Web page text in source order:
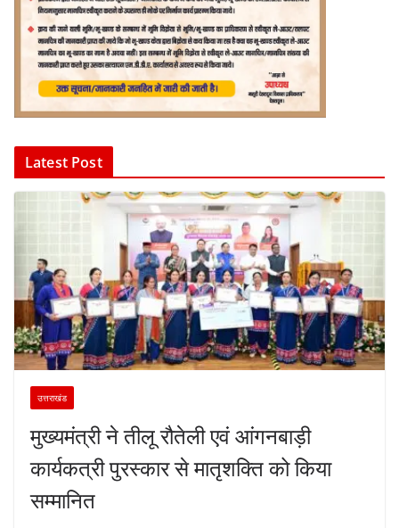
Latest Post
उत्तराखंड
मुख्यमंत्री ने तीलू रौतेली एवं आंगनबाड़ी
कार्यकत्री पुरस्कार से मातृशक्ति को किया
सम्मानित